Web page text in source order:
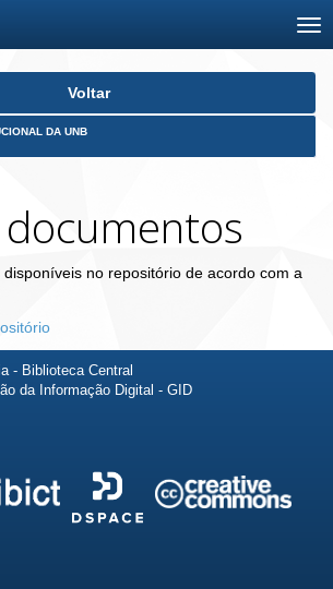
Voltar
DA UNB
no repositório de acordo com a
- Biblioteca Central
da Informação Digital - GID